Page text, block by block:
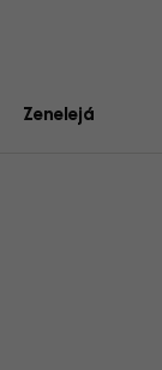
Zenelejátszók